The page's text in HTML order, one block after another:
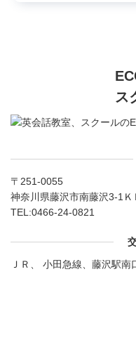
ス
〒251-0055
神奈川県藤沢市南藤沢3-1Ｋ
TEL:0466-24-0821
ＪＲ、 小田急線、藤沢駅